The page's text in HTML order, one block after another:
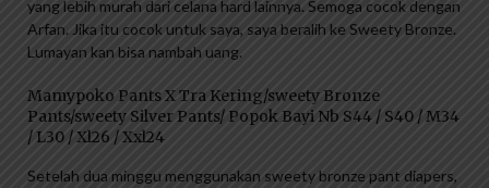
yang lebih murah dari celana hard lainnya. Semoga cocok dengan
Arfan. Jika itu cocok untuk saya, saya beralih ke Sweety Bronze.
Lumayan kan bisa nambah uang.
Mamypoko Pants X Tra Kering/sweety Bronze
Pants/sweety Silver Pants/ Popok Bayi Nb S44 / S40 / M34
/ L30 / Xl26 / Xxl24
Setelah dua minggu menggunakan sweety bronze pant diapers,